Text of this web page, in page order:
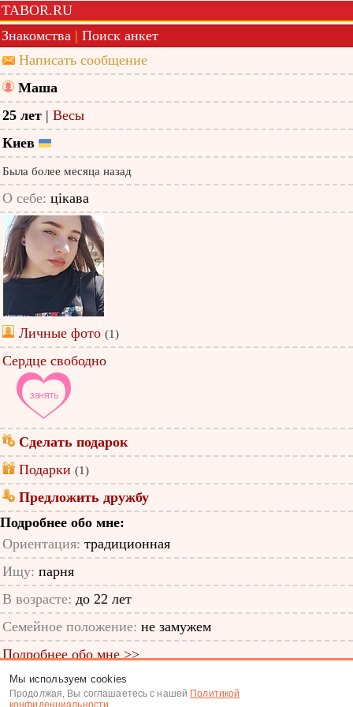
TABOR.RU
Знакомства | Поиск анкет
Написать сообщение
Маша
25 лет | Весы
Киев
Была более месяца назад
О себе: цікава
Личные фото (1)
Сердце свободно
Сделать подарок
Подарки (1)
Предложить дружбу
Подробнее обо мне:
Ориентация: традиционная
Ищу: парня
В возрасте: до 22 лет
Семейное положение: не замужем
Подробнее обо мне >>
ID анкеты: 48395909
Мы используем cookies
Продолжая, Вы соглашаетесь с нашей Политикой
конфиденциальности